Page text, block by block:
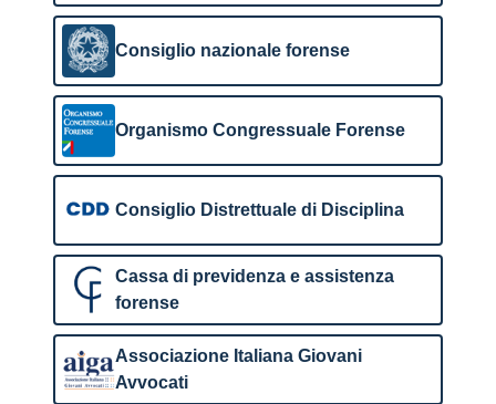
Consiglio nazionale forense
Organismo Congressuale Forense
Consiglio Distrettuale di Disciplina
Cassa di previdenza e assistenza
forense
Associazione Italiana Giovani
Avvocati